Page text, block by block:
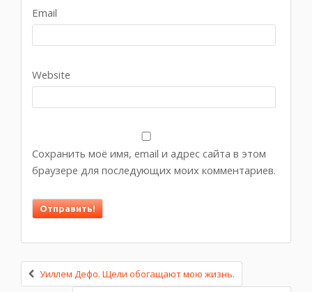
Email
Website
Сохранить моё имя, email и адрес сайта в этом
браузере для последующих моих комментариев.
Уиллем Дефо. Щели обогащают мою жизнь.